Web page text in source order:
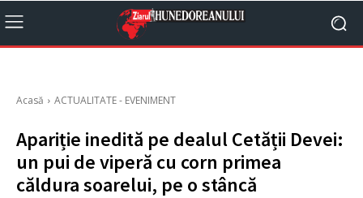
Acasă ACTUALITATE - EVENIMENT
Apariție inedită pe dealul Cetății Devei:
un pui de viperă cu corn primea
căldura soarelui, pe o stâncă